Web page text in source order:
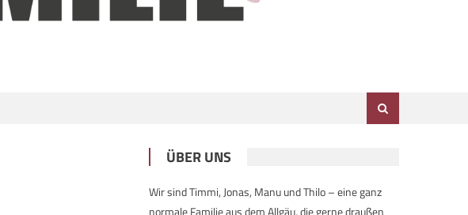
ÜBER UNS
Wir sind Timmi, Jonas, Manu und Thilo – eine ganz
normale Familie aus dem Allgäu, die gerne draußen